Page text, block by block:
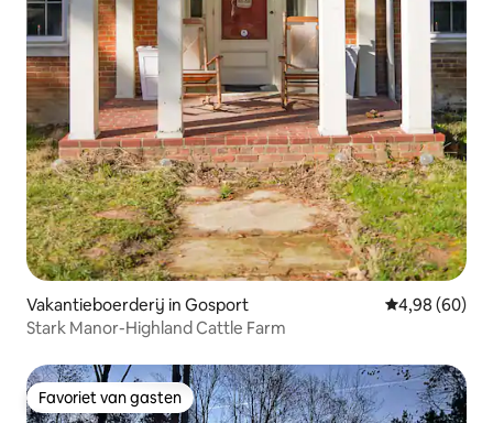
Vakantieboerderij in Gosport Gemiddelde
4,98 (60)
Stark Manor-Highland Cattle Farm
Favoriet van gasten
Favoriet van gasten